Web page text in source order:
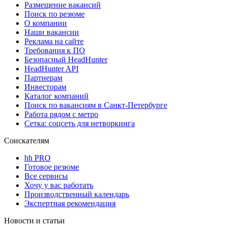
Размещение вакансий
Поиск по резюме
О компании
Наши вакансии
Реклама на сайте
Требования к ПО
Безопасный HeadHunter
HeadHunter API
Партнерам
Инвесторам
Каталог компаний
Поиск по вакансиям в Санкт-Петербурге
Работа рядом с метро
Сетка: соцсеть для нетворкинга
Соискателям
hh PRO
Готовое резюме
Все сервисы
Хочу у вас работать
Производственный календарь
Экспертная рекомендация
Новости и статьи